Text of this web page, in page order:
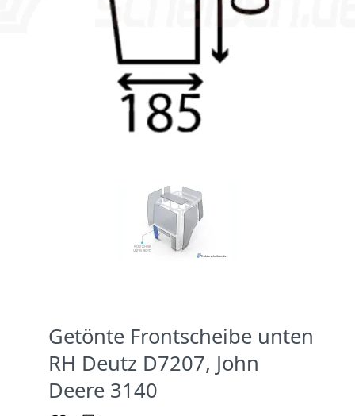
Getönte Frontscheibe unten
RH Deutz D7207, John
Deere 3140